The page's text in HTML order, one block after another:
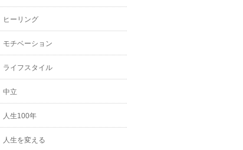
ヒーリング
モチベーション
ライフスタイル
中立
人生100年
人生を変える